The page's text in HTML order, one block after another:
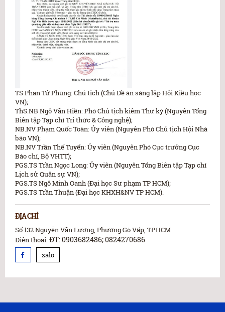
TS Phan Tử Phùng: Chủ tịch (Chủ Đề án sáng lập Hội Kiều học
VN);
ThS.NB Ngô Văn Hiền: Phó Chủ tịch kiêm Thư ký (Nguyên Tổng
Biên tập Tạp chí Tri thức & Công nghệ);
NB.NV Phạm Quốc Toàn: Ủy viên (Nguyên Phó Chủ tịch Hội Nhà
báo VN);
NB.NV Trần Thế Tuyển: Ủy viên (Nguyên Phó Cục trưởng Cục
Báo chí, Bộ VHTT);
PGS.TS Trần Ngọc Long: Ủy viên (Nguyên Tổng Biên tập Tạp chí
Lịch sử Quân sự VN);
PGS.TS Ngô Minh Oanh (Đại học Sư phạm TP HCM);
PGS.TS Trần Thuận (Đại học KHXH&NV TP HCM).
ĐỊA CHỈ
Số 132 Nguyễn Văn Lượng, Phường Gò Vấp, TP.HCM
Điện thoại:ĐT: 0903682486; 0824270686
zalo